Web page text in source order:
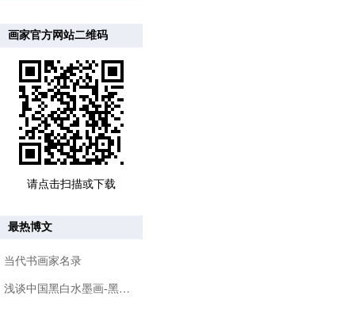
画家官方网站二维码
请点击扫描或下载
最热博文
当代书画家名录